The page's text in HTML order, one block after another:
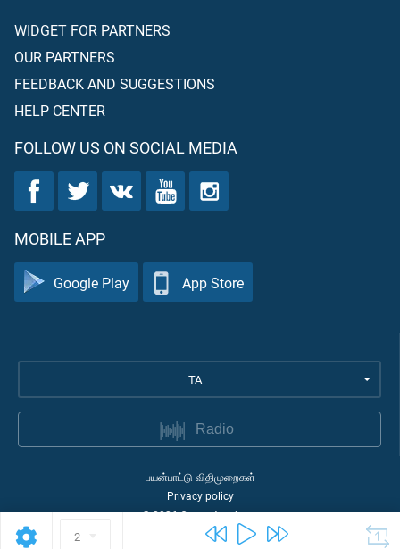
2
WIDGET FOR PARTNERS
OUR PARTNERS
FEEDBACK AND SUGGESTIONS
HELP CENTER
FOLLOW US ON SOCIAL MEDIA
MOBILE APP
Google Play App Store
TA
Radio
பயன்பாட்டு விதிமுறைகள்
Privacy policy
©2026Quran Academy